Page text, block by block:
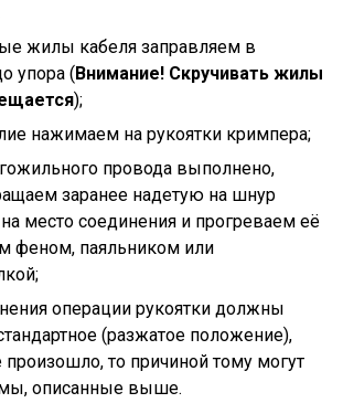
жилы кабеля заправляем в
упора (Внимание! Скручивать жилы
);
нажимаем на рукоятки кримпера;
провода выполнено,
заранее надетую на шнур
место соединения и прогреваем её
феном, паяльником или
операции рукоятки должны
(разжатое положение),
произошло, то причиной тому могут
описанные выше.